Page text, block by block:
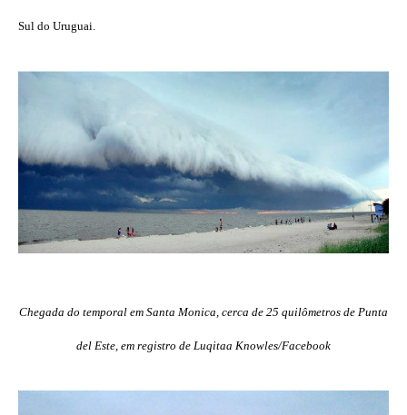
Sul do Uruguai.
Chegada do temporal em Santa Monica, cerca de 25 quilômetros de Punta
del Este, em registro de Luqitaa Knowles/Facebook